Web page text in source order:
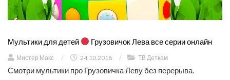
Мультики для детей Грузовичок Лева все серии онлайн
Мистер Макс / 24.10.2018 / ТВ Деткам
Смотри мультики про Грузовичка Леву без перерыва.